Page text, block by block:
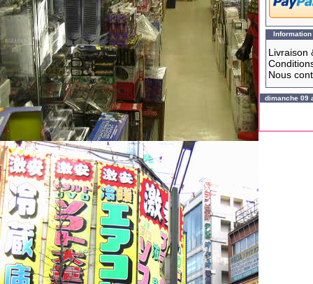
Information
Livraison
Nous
dimanche 09